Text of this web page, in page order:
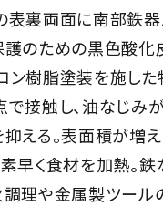
表裏両面に南部鉄
護のための黒色酸化
ン樹脂塗装を施した
接触し、油なじみ
える。表面積が増え
早く食材を加熱。
調理や金属製ツール